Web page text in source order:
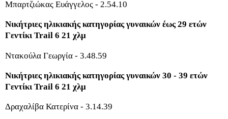
Μπαρτζιώκας Ευάγγελος - 2.54.10
Νικήτριες ηλικιακής κατηγορίας γυναικών έως 29 ετών
Γεντίκι Trail 6 21 χλμ
Ντακούλα Γεωργία - 3.48.59
Νικήτριες ηλικιακής κατηγορίας γυναικών 30 - 39 ετών
Γεντίκι Trail 6 21 χλμ
Δραχαλίβα Κατερίνα - 3.14.39